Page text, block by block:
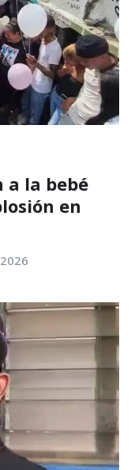
a la bebé
en